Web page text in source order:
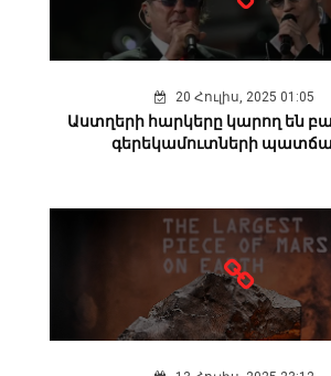
20 Հուլիս, 2025 01:05
Աստղերի հարկերը կարող են
գերեկամուտների